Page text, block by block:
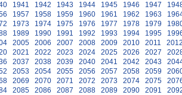
1941 1942 1943 1944 1945 1946 1947
1957 1958 1959 1960 1961 1962 1963
1973 1974 1975 1976 1977 1978 1979
1989 1990 1991 1992 1993 1994 1995
2005 2006 2007 2008 2009 2010 2011
2021 2022 2023 2024 2025 2026 2027
2037 2038 2039 2040 2041 2042 2043
2053 2054 2055 2056 2057 2058 2059
2069 2070 2071 2072 2073 2074 2075
2085 2086 2087 2088 2089 2090 2091